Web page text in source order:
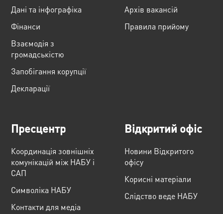
Дані та інфографіка
Фінанси
Взаємодія з
громадськістю
Запобігання корупції
Декларації
Архів вакансій
Правила прийому
Пресцентр
Координація зовнішніх
комунікацій між НАБУ і
САП
Cимволіка НАБУ
Контакти для медіа
Відкритий офіс
Новини Відкритого
офісу
Корисні матеріали
Слідство веде НАБУ